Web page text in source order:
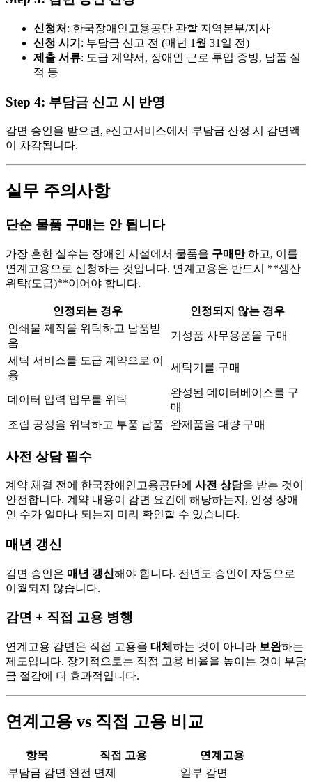
신청처 : 한국장애인고용공단 관할 지역본부/지사
신청 시기 : 부담금 신고 전 (매년 1월 31일 전)
제출 서류: 도급 계약서, 장애인 근로 투입 증빙, 납품 실
적 등
Step 4: 부담금 신고 시 반영
감면 승인을 받으면, e신고서비스에서 부담금 산정 시 감면액
이 차감됩니다.
실무 주의사항
단순 물품 구매는 안 됩니다
가장 흔한 실수는 장애인 시설에서 물품을 구매만하고, 이를
연계고용으로 신청하는 것입니다. 연계고용은 반드시 **생산
위탁(도급)**이어야 합니다.
인정되는 경우
인정되지 않는 경우
인쇄물 제작을 위탁하고 납품받
음
기성품 사무용품을 구매
세탁 서비스를 도급 계약으로 이
용
세탁기를 구매
데이터 입력 업무를 위탁
완성된 데이터베이스를 구
매
조립 공정을 위탁하고 부품 납품
완제품을 대량 구매
사전 상담 필수
계약 체결 전에 한국장애인고용공단에 사전 상담을 받는 것이
안전합니다. 계약 내용이 감면 요건에 해당하는지, 인정 장애
인 수가 얼마나 되는지 미리 확인할 수 있습니다.
매년 갱신
감면 승인은 매년 갱신해야 합니다. 전년도 승인이 자동으로
이월되지 않습니다.
감면 + 직접 고용 병행
연계고용 감면은 직접 고용을 대체 하는 것이 아니라 보완하는
제도입니다. 장기적으로는 직접 고용 비율을 높이는 것이 부담
금 절감에 더 효과적입니다.
연계고용 vs 직접 고용 비교
항목 직접 고용
연계고용
부담금 감면 완전 면제
일부 감면